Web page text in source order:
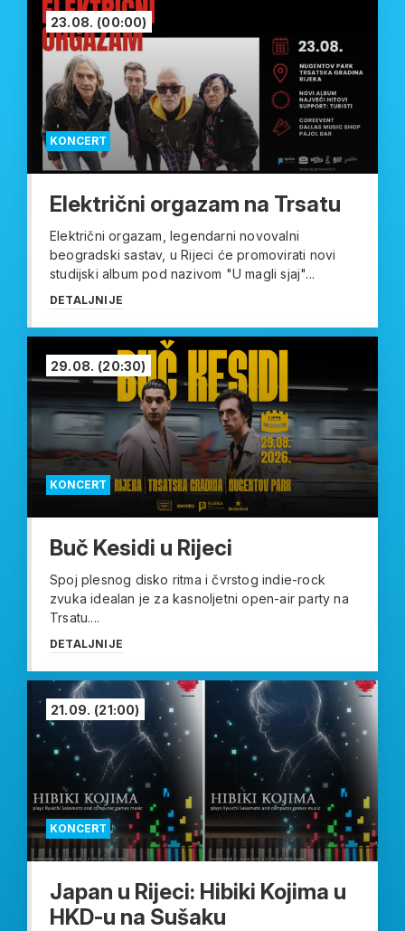
KONCERT
23.08. (00:00)
Električni orgazam na Trsatu
Električni orgazam, legendarni novovalni
beogradski sastav, u Rijeci će promovirati novi
studijski album pod nazivom "U magli sjaj"...
DETALJNIJE
KONCERT
29.08. (20:30)
Buč Kesidi u Rijeci
Spoj plesnog disko ritma i čvrstog indie-rock
zvuka idealan je za kasnoljetni open-air party na
Trsatu....
DETALJNIJE
KONCERT
21.09. (21:00)
Japan u Rijeci: Hibiki Kojima u
HKD-u na Sušaku